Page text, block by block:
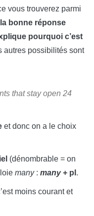
vous trouverez parmi
la bonne réponse
pourquoi c’est
autres possibilités sont
that stay open 24
et donc on a le choix
(dénombrable = on
many : many+ pl .
moins courant et